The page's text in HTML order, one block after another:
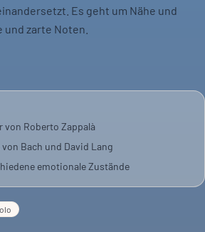
Es geht um Nähe und
zarte Noten.
Bachs "Matthäus-Passion" und David
Tänzer zeigen Zustände von
und Ekstase.
Eine sinnliche Erfahrung wartet auf
von Roberto Zappalà
Bach und David Lang
emotionale Zustände